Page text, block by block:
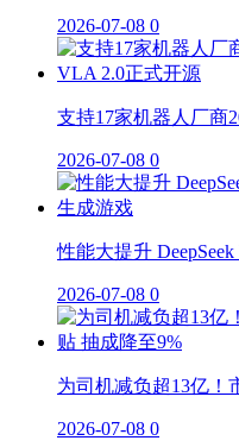
2026-07-08 0
支持17家机器人厂商
2026-07-08 0
性能大提升
2026-07-08 0
为司机减负超13亿！
2026-07-08 0